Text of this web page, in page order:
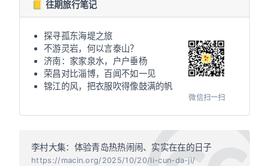
📒 往期旅行笔记
探寻孤东海堤之旅
不游灵岩，何以言泰山？
济南：家家泉水，户户垂杨
荣昌对比淄博，百闻不如一见
锦江的风，把衣服吹得像鼓满的帆
微信扫一扫
李村大集：体验青岛热热闹闹、实实在在的日子
https://macin.org/2025/10/20/li-cun-da-ji/